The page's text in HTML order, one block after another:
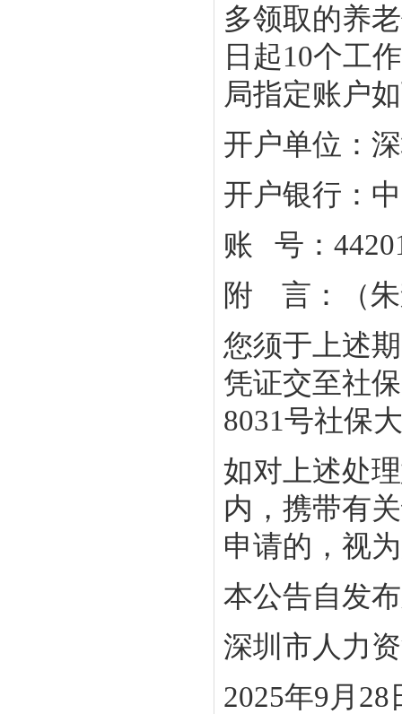
多领取的养
日起10个工
局指定账户
开户单位：
开户银行：
账 号：
附 言：（朱
您须于上述
凭证交至社
8031号社保
如对上述处
内，携带有
申请的，视
本公告自发
深圳市人力
2025年9月28